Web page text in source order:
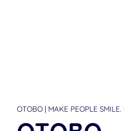
OTOBO | MAKE PEOPLE SMILE.